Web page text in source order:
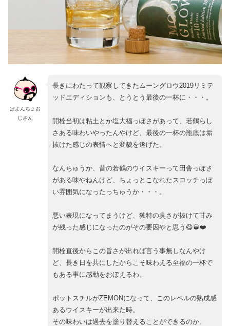
ぽよんちょお
じさん
長きにわたって観察してきたムーングロウ2019リミテ
ッドエディションも、とうとう最後の一杯に・・・。
開栓当初は粘土とか塩大福っぽさがあって、若鶴らし
さある味わいやったんやけど、最後の一杯の瓶底は垢
抜けた感じの表情へと変貌を遂げた。
なんちゅうか、昔の若鶴のウイスキーって田舎っぽさ
がある味やねんけど、ちょっとこなれたスコッチっぽ
い雰囲気になったっちゅうか・・・。
悪い表現になってまうけど、独特の臭さが抜けて甘み
が残った感じになったのがその要因やと思う😋🥃❤️
開栓直後からこの旨さが出れば言う事無しなんやけ
ど、長き日を共にしたからこそ味わえる至福の一杯で
もある事に感動をおぼえるわ。
ポットスチルがZEMONになって、このレベルの熟成感
あるウイスキーが出来た時。
その味わいは過去を塗り替えることができるのか。